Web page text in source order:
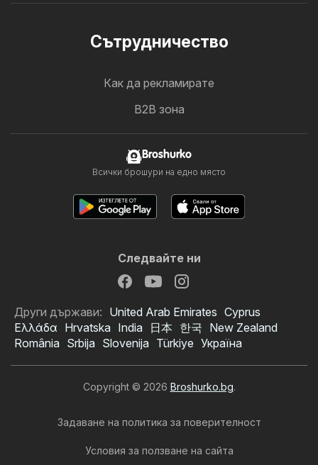
Cътрудничество
Как да рекламирате
B2B зона
Broshurko
Всички брошури на едно място
Следвайте ни
Други държави: United Arab Emirates Cyprus
Ελλάδα Hrvatska India 日本 한국 New Zealand
România Srbija Slovenija Türkiye Україна
Copyright © 2026 Broshurko.bg.
Задаване на политика за поверителност
Условия за ползване на сайта